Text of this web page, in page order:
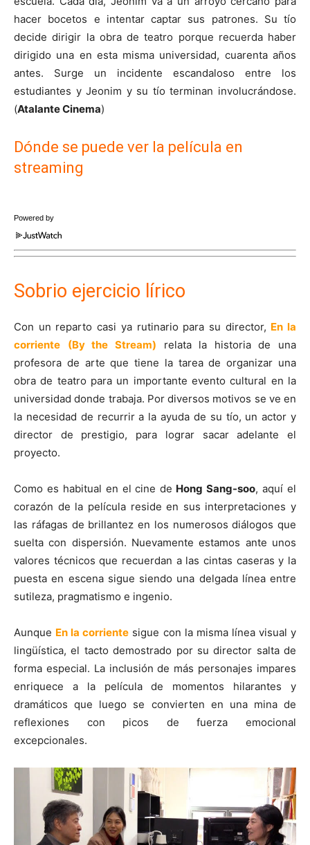
hacer bocetos e intentar captar sus patrones. Su tío
decide dirigir la obra de teatro porque recuerda haber
dirigido una en esta misma universidad, cuarenta años
antes. Surge un incidente escandaloso entre los
estudiantes y Jeonim y su tío terminan involucrándose.
(Atalante Cinema)
Dónde se puede ver la película en
streaming
Powered by
Sobrio ejercicio lírico
Con un reparto casi ya rutinario para su director, En la
corriente
(By the Stream) relata la historia de una
profesora de arte que tiene la tarea de organizar una
obra de teatro para un importante evento cultural en la
universidad donde trabaja. Por diversos motivos se ve en
la necesidad de recurrir a la ayuda de su tío, un actor y
director de prestigio, para lograr sacar adelante el
proyecto.
Como es habitual en el cine de Hong Sang-soo, aquí el
corazón de la película reside en sus interpretaciones y
las ráfagas de brillantez en los numerosos diálogos que
suelta con dispersión. Nuevamente estamos ante unos
valores técnicos que recuerdan a las cintas caseras y la
puesta en escena sigue siendo una delgada línea entre
sutileza, pragmatismo e ingenio.
Aunque En la corriente sigue con la misma línea visual y
lingüística, el tacto demostrado por su director salta de
forma especial. La inclusión de más personajes impares
enriquece a la película de momentos hilarantes y
dramáticos que luego se convierten en una mina de
reflexiones con picos de fuerza emocional
excepcionales.